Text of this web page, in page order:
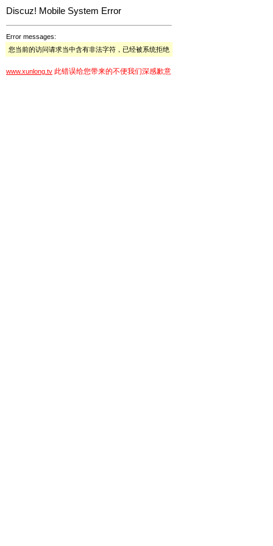
Discuz! Mobile System Error
Error messages:
您当前的访问请求当中含有非法字符，已经被系统拒绝
www.xunlong.tv 此错误给您带来的不便我们深感歉意